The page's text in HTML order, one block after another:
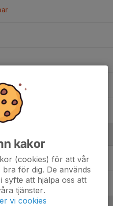
kakor
(cookies) för att vår
för dig. De används
syfte att hjälpa oss att
tjänster.
vi cookies